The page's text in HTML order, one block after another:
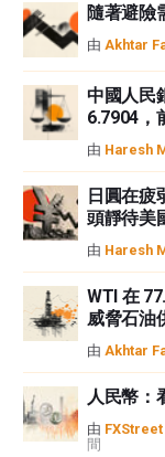
隨著避險
由 Akhtar
中國人民
6.7904，
由 Haresh
日圓在疲
頭靜待美
由 Haresh
WTI 在
威脅石油
由 Akhtar
人民幣：
由
間